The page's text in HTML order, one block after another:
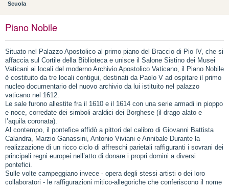
Scuola
Piano Nobile
Situato nel Palazzo Apostolico al primo piano del Braccio di Pio IV, che si
affaccia sul Cortile della Biblioteca e unisce il Salone Sistino dei Musei
Vaticani ai locali del moderno Archivio Apostolico Vaticano, il Piano Nobile
è costituito da tre locali contigui, destinati da Paolo V ad ospitare il primo
nucleo documentario del nuovo archivio da lui istituito nel palazzo
vaticano nel 1612.
Le sale furono allestite fra il 1610 e il 1614 con una serie armadi in pioppo
e noce, corredate dei simboli araldici dei Borghese (il drago alato e
l’aquila coronata).
Al contempo, il pontefice affidò a pittori del calibro di Giovanni Battista
Calandra, Marzio Ganassini, Antonio Viviani e Annibale Durante la
realizzazione di un ricco ciclo di affreschi parietali raffiguranti i sovrani dei
principali regni europei nell’atto di donare i propri domini a diversi
pontefici.
Sulle volte campeggiano invece - opera degli stessi artisti o dei loro
collaboratori - le raffigurazioni mitico-allegoriche che conferiscono il nome